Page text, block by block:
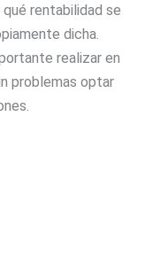
rentabilidad se
dicha.
realizar en
problemas optar